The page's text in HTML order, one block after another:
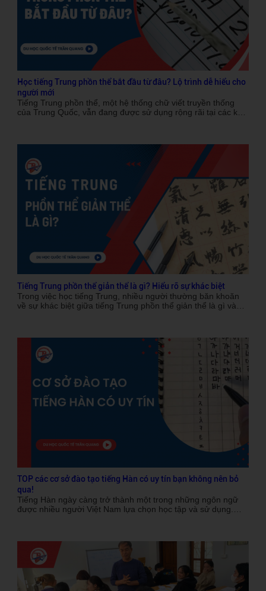
Học tiếng Trung phồn thể bắt đầu từ đâu? Lộ trình dễ hiểu cho
người mới
Tiếng Trung phồn thể, một hệ thống chữ viết truyền thống
của Trung Quốc, vẫn đang được sử dụng rộng rãi tại các khu
và lịch sử của người Trung Hoa. Đối với những ai muốn học
ngôn ngữ này, câu hỏi cần quan tầm là "Học tiếng Trung
phồn thể bắt đầu từ đâu?". Trong bài viết này, Du học Quốc
tế Trần Quang chia sẻ tới bạn đôi nét về tiếng Trung phồn
thể, lộ trình học và phương pháp học hiệu quả để giúp bạn
dễ dàng tiếp cận và chinh phục ngôn ngữ này.
Tiếng Trung phồn thể giản thể là gì? Hiểu rõ sự khác biệt
Trong việc học tiếng Trung, nhiều người thường băn khoăn
về sự khác biệt giữa tiếng Trung phồn thể giản thể là gì và
viết, lịch sử phát triển và mức độ phổ biến. Trong bài viết này,
các bạn hãy cùng Du học Quốc tế Trần Quang tìm hiểu khái
niệm cơ bản của tiếng Trung phồn thể và giản thể, sự khác
nhau giữa chúng và cuối cùng là lựa chọn nên học hệ thống
nào.
TOP các cơ sở đào tạo tiếng Hàn có uy tín bạn không nên bỏ
qua!
Tiếng Hàn ngày càng trở thành một trong những ngôn ngữ
được nhiều người Việt Nam lựa chọn học tập và sử dụng.
có uy tín là rất quan trọng đối với những ai muốn chinh phục
ngôn ngữ này. Bài viết dưới đây, Du học Quốc tế Trần Quang
sẽ giới thiệu đến bạn những trung tâm đào tạo tiếng Hàn,
học tiếng Hàn uy tín tại Hà Nội và TP.HCM, giúp bạn có thể
lựa chọn địa chỉ học tập phù hợp nhất.